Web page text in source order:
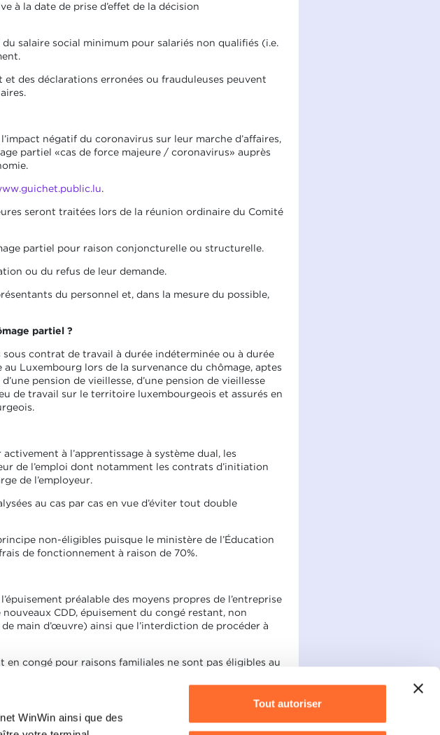
WinWin ainsi que des
Tout autoriser
à la date de prise d’effet de la décision
salaire social minimum pour salariés non qualifiés (i.e.
des déclarations erronées ou frauduleuses peuvent
négatif du coronavirus sur leur marche d’affaires,
partiel «cas de force majeure / coronavirus» auprès
.
seront traitées lors de la réunion ordinaire du Comité
partiel pour raison conjoncturelle ou structurelle.
ou du refus de leur demande.
du personnel et, dans la mesure du possible,
partiel ?
contrat de travail à durée indéterminée ou à durée
Luxembourg lors de la survenance du chômage, aptes
pension de vieillesse, d’une pension de vieillesse
de travail sur le territoire luxembourgeois et assurés en
à l’apprentissage à système dual, les
de l’emploi dont notamment les contrats d’initiation
de l’employeur.
au cas par cas en vue d’éviter tout double
non-éligibles puisque le ministère de l’Éducation
de fonctionnement à raison de 70%.
préalable des moyens propres de l’entreprise
CDD, épuisement du congé restant, non
main d’œuvre) ainsi que l’interdiction de procéder à
congé pour raisons familiales ne sont pas éligibles au
et de l’Économie sociale et solidaire